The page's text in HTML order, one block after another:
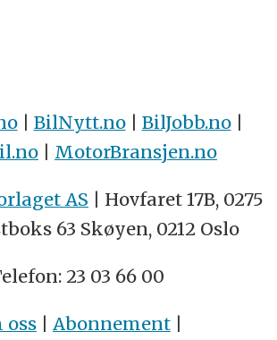
| BilNytt.no| BilJobb.no|
| MotorBransjen.no
AS | Hovfaret 17B, 0275
63 Skøyen, 0212 Oslo
23 03 66 00
oss | Abonnement |